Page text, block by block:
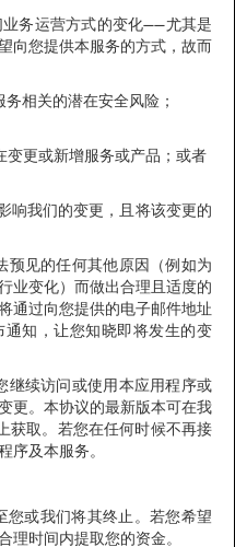
方式的变化——尤其是
向您提供本服务的方式，故而
的潜在安全风险；
新增服务或产品；或者
的变更，且将该变更的
的任何其他原因（例如为
业变化）而做出合理且适度的
通过向您提供的电子邮件地址
知，让您知晓即将发生的变
访问或使用本应用程序或
更。本协议的最新版本可在我
获取。若您在任何时候不再接
序及本服务。
我们将其终止。若您希望
理时间内提取您的资金。